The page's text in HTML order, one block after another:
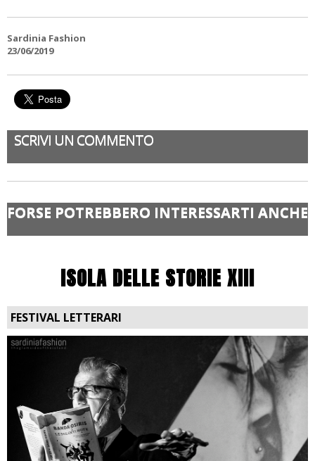
Sardinia Fashion
23/06/2019
SCRIVI UN COMMENTO
FORSE POTREBBERO INTERESSARTI ANCHE
ISOLA DELLE STORIE XIII
FESTIVAL LETTERARI